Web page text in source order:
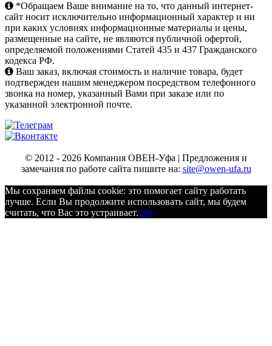
*Обращаем Ваше внимание на то, что данный интернет-
сайт носит исключительно информационный характер и ни
при каких условиях информационные материалы и цены,
размещенные на сайте, не являются публичной офертой,
определяемой положениями Статей 435 и 437 Гражданского
кодекса РФ.
Ваш заказ, включая стоимость и наличие товара, будет
подтвержден нашим менеджером посредством телефонного
звонка на номер, указанный Вами при заказе или по
указанной электронной почте.
© 2012 - 2026 Компания ОВЕН-Уфа | Предложения и
замечания по работе сайта пишите на: site@owen-ufa.ru
Мы cохраняем файлы cookie: это помогает сайту работать
лучше. Если Вы продолжите использовать сайт, мы будем
считать, что Вас это устраивает.ОК